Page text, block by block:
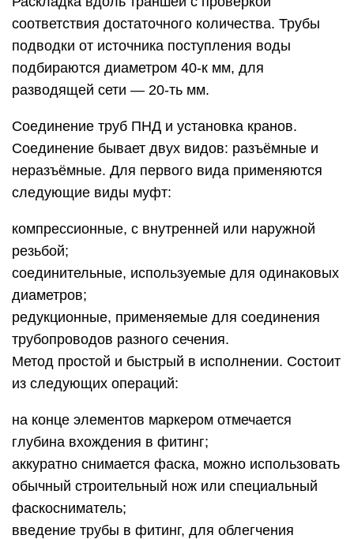
соответствия достаточного количества. Трубы
подводки от источника поступления воды
подбираются диаметром 40-к мм, для
разводящей сети — 20-ть мм.
Соединение труб ПНД и установка кранов.
Соединение бывает двух видов: разъёмные и
неразъёмные. Для первого вида применяются
следующие виды муфт:
компрессионные, с внутренней или наружной
резьбой;
соединительные, используемые для одинаковых
диаметров;
редукционные, применяемые для соединения
трубопроводов разного сечения.
Метод простой и быстрый в исполнении. Состоит
из следующих операций:
на конце элементов маркером отмечается
глубина вхождения в фитинг;
аккуратно снимается фаска, можно использовать
обычный строительный нож или специальный
фаскосниматель;
введение трубы в фитинг, для облегчения